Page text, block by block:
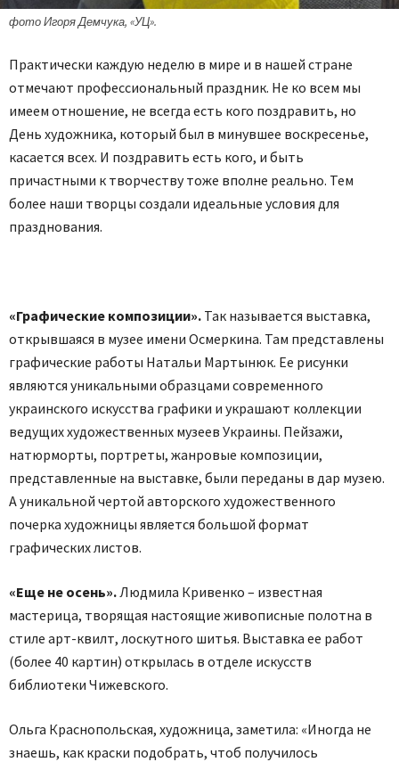
фото Игоря Демчука, «УЦ».
Практически каждую неделю в мире и в нашей стране
отмечают профессиональный праздник. Не ко всем мы
имеем отношение, не всегда есть кого поздравить, но
День художника, который был в минувшее воскресенье,
касается всех. И поздравить есть кого, и быть
причастными к творчеству тоже вполне реально. Тем
более наши творцы создали идеальные условия для
празднования.
«Графические композиции». Так называется выставка,
открывшаяся в музее имени Осмеркина. Там представлены
графические работы Натальи Мартынюк. Ее рисунки
являются уникальными образцами современного
украинского искусства графики и украшают коллекции
ведущих художественных музеев Украины. Пейзажи,
натюрморты, портреты, жанровые композиции,
представленные на выставке, были переданы в дар музею.
А уникальной чертой авторского художественного
почерка художницы является большой формат
графических листов.
«Еще не осень». Людмила Кривенко – известная
мастерица, творящая настоящие живописные полотна в
стиле арт-квилт, лоскутного шитья. Выставка ее работ
(более 40 картин) открылась в отделе искусств
библиотеки Чижевского.
Ольга Краснопольская, художница, заметила: «Иногда не
знаешь, как краски подобрать, чтоб получилось